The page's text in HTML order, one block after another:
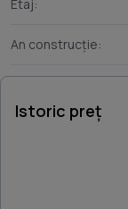
Etaj:
An construcție:
Istoric preț